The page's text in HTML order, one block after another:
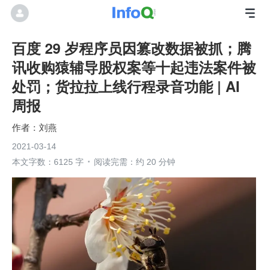
百度 29 岁程序员因篡改数据被抓；腾
讯收购猿辅导股权案等十起违法案件被
处罚；货拉拉上线行程录音功能 | AI
周报
刘燕
2021-03-14
本文字数：6125 字
阅读完需：约 20 分钟